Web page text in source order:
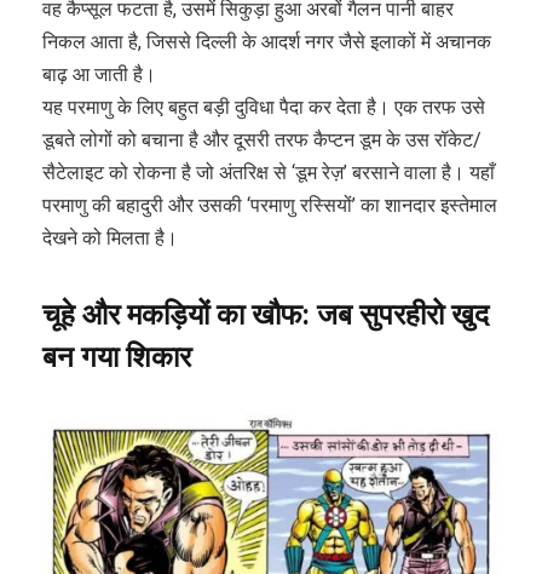
वह कैप्सूल फटता है, उसमें सिकुड़ा हुआ अरबों गैलन पानी बाहर
निकल आता है, जिससे दिल्ली के आदर्श नगर जैसे इलाकों में अचानक
बाढ़ आ जाती है।
यह परमाणु के लिए बहुत बड़ी दुविधा पैदा कर देता है। एक तरफ उसे
डूबते लोगों को बचाना है और दूसरी तरफ कैप्टन डूम के उस रॉकेट/
सैटेलाइट को रोकना है जो अंतरिक्ष से ‘डूम रेज़’ बरसाने वाला है। यहाँ
परमाणु की बहादुरी और उसकी ‘परमाणु रस्सियों’ का शानदार इस्तेमाल
देखने को मिलता है।
चूहे और मकड़ियों का खौफ:जब सुपरहीरो खुद
बन गया शिकार